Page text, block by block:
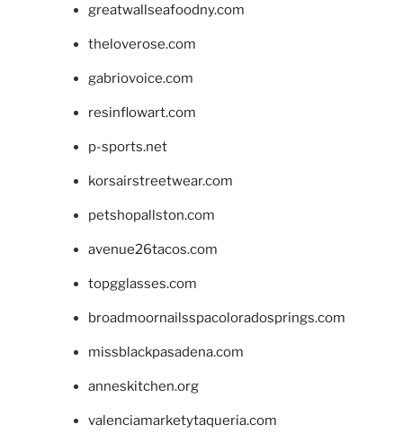
greatwallseafoodny.com
theloverose.com
gabriovoice.com
resinflowart.com
p-sports.net
korsairstreetwear.com
petshopallston.com
avenue26tacos.com
topgglasses.com
broadmoornailsspacoloradosprings.com
missblackpasadena.com
anneskitchen.org
valenciamarketytaqueria.com